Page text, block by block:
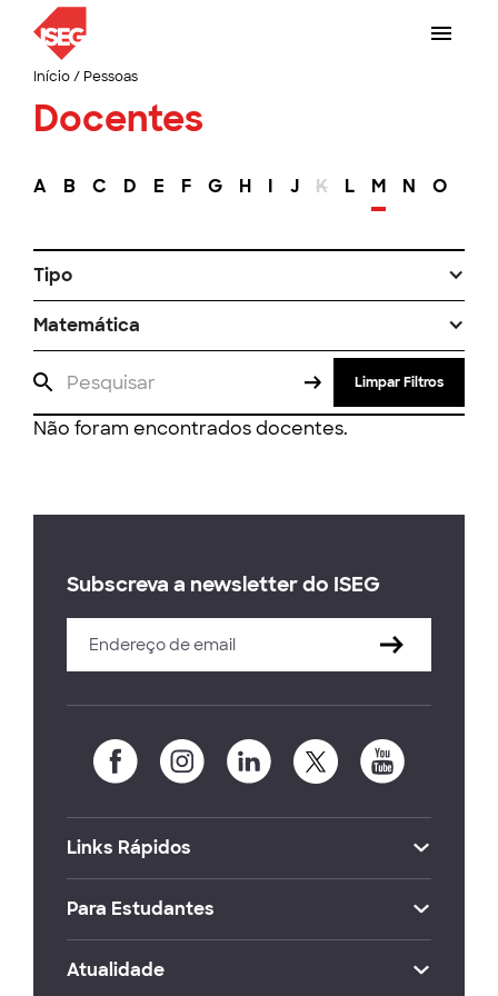
Início/ Pessoas
Docentes
A B C D E F G H I J K L M N O
Tipo
Matemática
Limpar Filtros
Não foram encontrados docentes.
Subscreva a newsletter do ISEG
Links Rápidos
Para Estudantes
Atualidade